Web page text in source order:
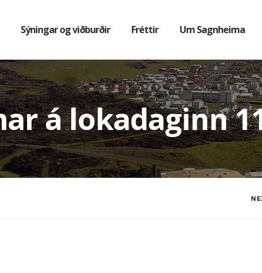
Sýningar og viðburðir Fréttir Um Sagnheima
á lokadaginn